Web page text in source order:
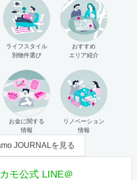
ライフスタイル
別物件選び
おすすめ
エリア紹介
お金に関する
情報
リノベーション
情報
JOURNALを見る
モ公式 LINE＠